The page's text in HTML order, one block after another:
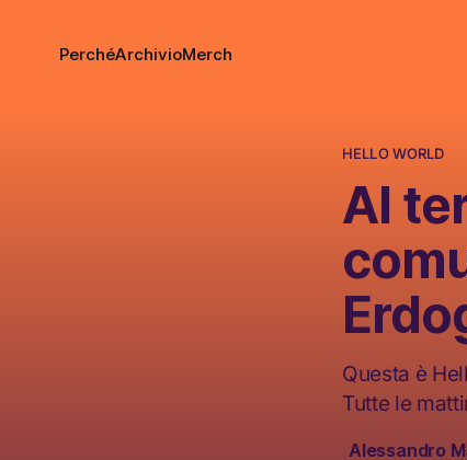
PerchéArchivioMerch
HELLO WORLD
Al
Questa è
Tutte le
Alessandro